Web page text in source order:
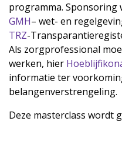
programma. Sponsoring
GMH– wet- en
TRZ-
Als zorgprofessional
werken, hier
informatie ter
belangenverstrengeling.
Deze masterclass wordt